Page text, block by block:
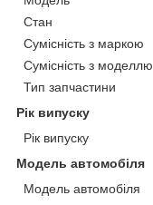
Стан
Сумісність з маркою
Сумісність з моделлю
Тип запчастини
Рік випуску
Рік випуску
Модель автомобіля
Модель автомобіля